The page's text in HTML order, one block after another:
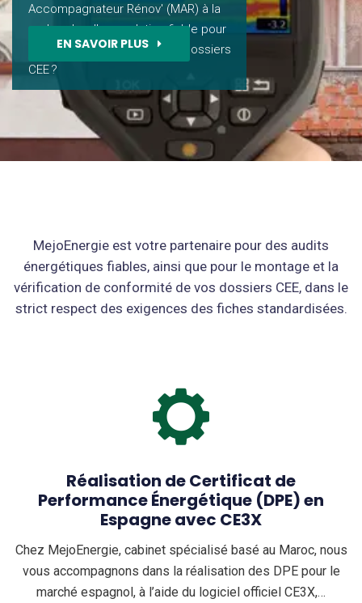
EN SAVOIR PLUS
Accompagnateur Rénov' (MAR) à la
recherche d'une solution fiable pour
le montage complet de vos dossiers
CEE ?
MejoEnergie est votre partenaire pour des audits
énergétiques fiables, ainsi que pour le montage et la
vérification de conformité de vos dossiers CEE, dans le
strict respect des exigences des fiches standardisées.
Réalisation de Certificat de
Performance Énergétique (DPE) en
Espagne avec CE3X
Chez MejoEnergie, cabinet spécialisé basé au Maroc, nous
vous accompagnons dans la réalisation des DPE pour le
marché espagnol, à l’aide du logiciel officiel CE3X,…